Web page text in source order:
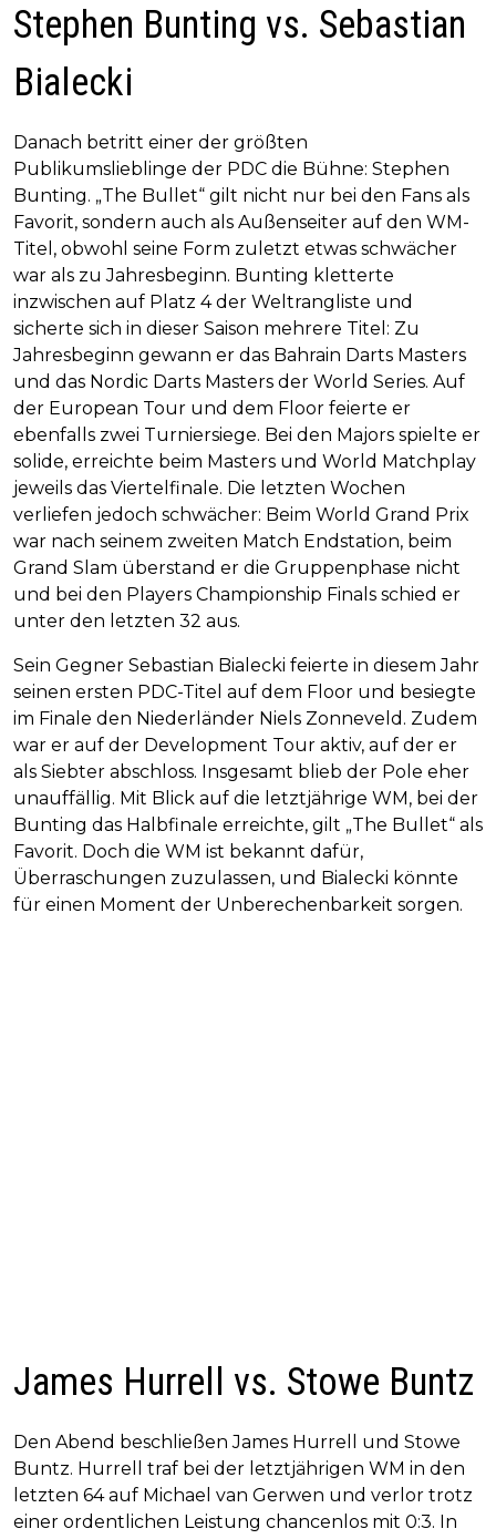
Stephen Bunting vs. Sebastian
Bialecki
Danach betritt einer der größten
Publikumslieblinge der PDC die Bühne: Stephen
Bunting. „The Bullet“ gilt nicht nur bei den Fans als
Favorit, sondern auch als Außenseiter auf den WM-
Titel, obwohl seine Form zuletzt etwas schwächer
war als zu Jahresbeginn. Bunting kletterte
inzwischen auf Platz 4 der Weltrangliste und
sicherte sich in dieser Saison mehrere Titel: Zu
Jahresbeginn gewann er das Bahrain Darts Masters
und das Nordic Darts Masters der World Series. Auf
der European Tour und dem Floor feierte er
ebenfalls zwei Turniersiege. Bei den Majors spielte er
solide, erreichte beim Masters und World Matchplay
jeweils das Viertelfinale. Die letzten Wochen
verliefen jedoch schwächer: Beim World Grand Prix
war nach seinem zweiten Match Endstation, beim
Grand Slam überstand er die Gruppenphase nicht
und bei den Players Championship Finals schied er
unter den letzten 32 aus.
Sein Gegner Sebastian Bialecki feierte in diesem Jahr
seinen ersten PDC-Titel auf dem Floor und besiegte
im Finale den Niederländer Niels Zonneveld. Zudem
war er auf der Development Tour aktiv, auf der er
als Siebter abschloss. Insgesamt blieb der Pole eher
unauffällig. Mit Blick auf die letztjährige WM, bei der
Bunting das Halbfinale erreichte, gilt „The Bullet“ als
Favorit. Doch die WM ist bekannt dafür,
Überraschungen zuzulassen, und Bialecki könnte
für einen Moment der Unberechenbarkeit sorgen.
James Hurrell vs. Stowe Buntz
Den Abend beschließen James Hurrell und Stowe
Buntz. Hurrell traf bei der letztjährigen WM in den
letzten 64 auf Michael van Gerwen und verlor trotz
einer ordentlichen Leistung chancenlos mit 0:3. In